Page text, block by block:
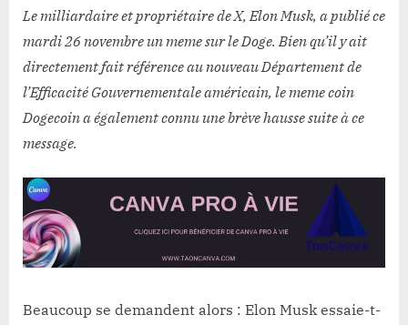
Le milliardaire et propriétaire de X, Elon Musk, a publié ce
mardi 26 novembre un meme sur le Doge. Bien qu’il y ait
directement fait référence au nouveau Département de
l’Efficacité Gouvernementale américain, le meme coin
Dogecoin a également connu une brève hausse suite à ce
message.
Beaucoup se demandent alors : Elon Musk essaie-t-